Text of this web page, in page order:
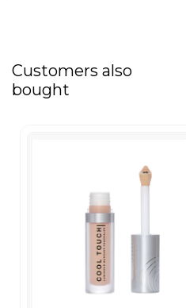
Customers also
bought